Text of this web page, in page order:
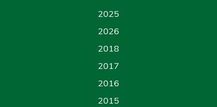
2025
2026
2018
2017
2016
2015